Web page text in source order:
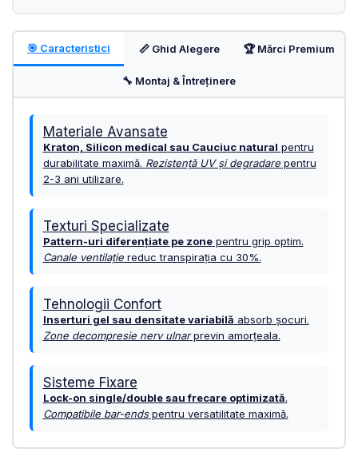
JANTE
URECHE CADRU
DISC FRANA
CUVETE
MONOBLOC
🎯 Caracteristici 📏 Ghid Alegere 🏆 Mărci Premium
🔧 Montaj & Întreținere
Materiale Avansate
Kraton, Silicon medical sau Cauciuc natural pentru
durabilitate maximă. Rezistență UV și degradarepentru
2-3 ani utilizare.
Texturi Specializate
Pattern-uri diferențiate pe zonepentru grip optim.
Canale ventilațiereduc transpirația cu 30%.
Tehnologii Confort
Inserturi gel sau densitate variabilă absorb șocuri.
Zone decompresie nerv ulnarprevin amorțeala.
Sisteme Fixare
Lock-on single/double sau frecare optimizată.
Compatibile bar-endspentru versatilitate maximă.